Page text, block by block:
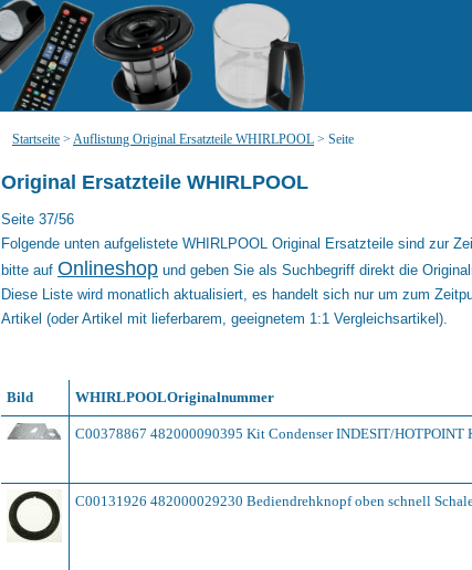
Original Ersatzteile WHIRLPOOL
Seite 37/56
Folgende unten aufgelistete WHIRLPOOL Original Ersatzteile sind zur
bitte auf Onlineshop und geben Sie als Suchbegriff direkt die
Diese Liste wird monatlich aktualisiert, es handelt sich nur um zum
Artikel (oder Artikel mit lieferbarem, geeignetem 1:1 Vergleichsartikel).
Bild WHIRLPOOLOriginalnummer
C00378867 482000090395 Kit Condenser INDESIT/HOTPOINT
C00131926 482000029230 Bediendrehknopf oben schnell
Startseite > Auflistung Original Ersatzteile WHIRLPOOL > Seite